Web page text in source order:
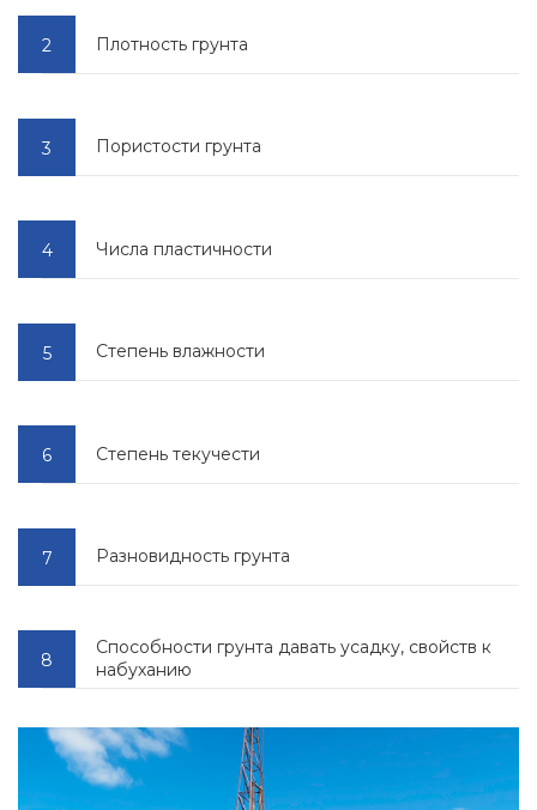
Плотность грунта
Пористости грунта
Числа пластичности
Степень влажности
Степень текучести
Разновидность грунта
Способности грунта давать усадку, свойств к
набуханию